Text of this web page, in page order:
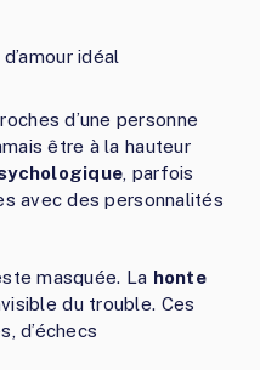
idéal
d’une personne
être à la hauteur
, parfois
avec des personnalités
masquée. La honte
du trouble. Ces
d’échecs